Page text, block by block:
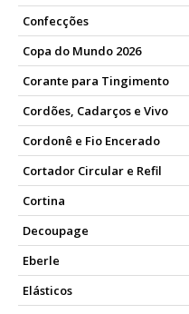
Confecções
Copa do Mundo 2026
Corante para Tingimento
Cordões, Cadarços e Vivo
Cordonê e Fio Encerado
Cortador Circular e Refil
Cortina
Decoupage
Eberle
Elásticos